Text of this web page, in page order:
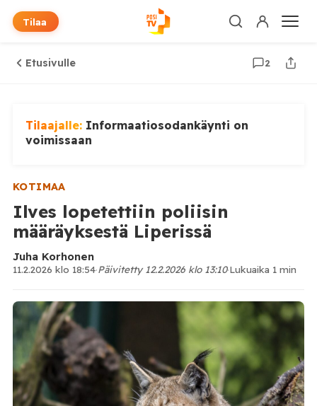
Tilaa
Etusivulle 2
Tilaajalle: Informaatiosodankäynti on
voimissaan
KOTIMAA
Ilves lopetettiin poliisin
määräyksestä Liperissä
Juha Korhonen
11.2.2026 klo 18:54·Päivitetty 12.2.2026 klo 13:10·Lukuaika 1 min